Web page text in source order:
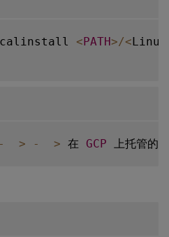
< PATH>/<
- > - > 在 GCP 上托管的